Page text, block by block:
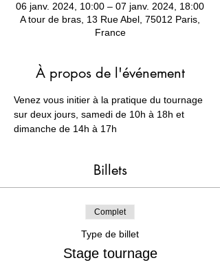
06 janv. 2024, 10:00 – 07 janv. 2024, 18:00
A tour de bras, 13 Rue Abel, 75012 Paris,
France
À propos de l'événement
Venez vous initier à la pratique du tournage
sur deux jours, samedi de 10h à 18h et
dimanche de 14h à 17h
Billets
Complet
Type de billet
Stage tournage